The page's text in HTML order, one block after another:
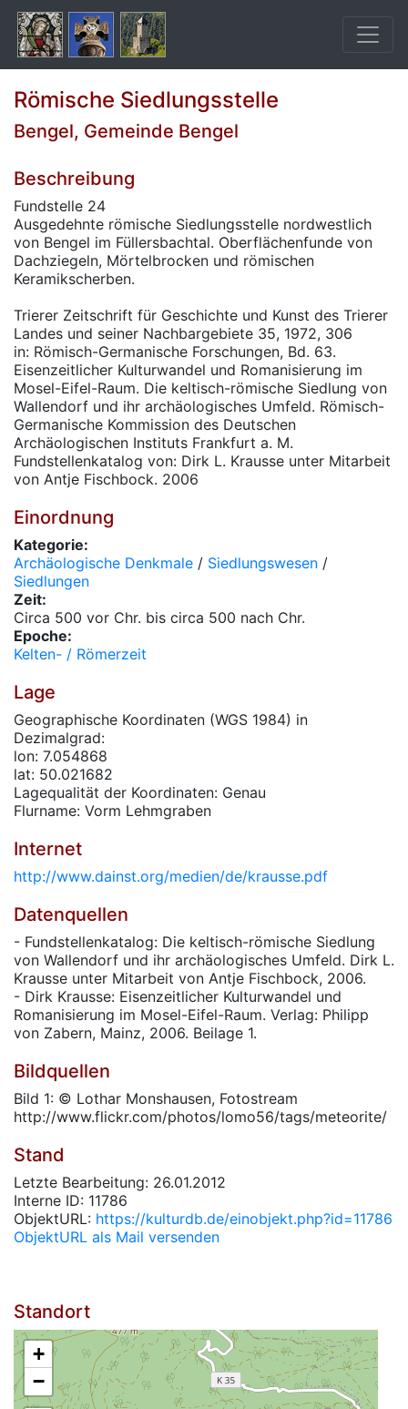
Römische Siedlungsstelle
Bengel, Gemeinde Bengel
Beschreibung
Fundstelle 24
Ausgedehnte römische Siedlungsstelle nordwestlich
von Bengel im Füllersbachtal. Oberflächenfunde von
Dachziegeln, Mörtelbrocken und römischen
Keramikscherben.
Trierer Zeitschrift für Geschichte und Kunst des Trierer
Landes und seiner Nachbargebiete 35, 1972, 306
in: Römisch-Germanische Forschungen, Bd. 63.
Eisenzeitlicher Kulturwandel und Romanisierung im
Mosel-Eifel-Raum. Die keltisch-römische Siedlung von
Wallendorf und ihr archäologisches Umfeld. Römisch-
Germanische Kommission des Deutschen
Archäologischen Instituts Frankfurt a. M.
Fundstellenkatalog von: Dirk L. Krausse unter Mitarbeit
von Antje Fischbock. 2006
Einordnung
Kategorie:
Archäologische Denkmale / Siedlungswesen /
Siedlungen
Zeit:
Circa 500 vor Chr. bis circa 500 nach Chr.
Epoche:
Kelten- / Römerzeit
Lage
Geographische Koordinaten (WGS 1984) in
Dezimalgrad:
lon: 7.054868
lat: 50.021682
Lagequalität der Koordinaten: Genau
Flurname: Vorm Lehmgraben
Internet
http://www.dainst.org/medien/de/krausse.pdf
Datenquellen
- Fundstellenkatalog: Die keltisch-römische Siedlung
von Wallendorf und ihr archäologisches Umfeld. Dirk L.
Krausse unter Mitarbeit von Antje Fischbock, 2006.
- Dirk Krausse: Eisenzeitlicher Kulturwandel und
Romanisierung im Mosel-Eifel-Raum. Verlag: Philipp
von Zabern, Mainz, 2006. Beilage 1.
Bildquellen
Bild 1: © Lothar Monshausen, Fotostream
http://www.flickr.com/photos/lomo56/tags/meteorite/
Stand
Letzte Bearbeitung: 26.01.2012
Interne ID: 11786
ObjektURL: https://kulturdb.de/einobjekt.php?id=11786
ObjektURL als Mail versenden
Standort
+
−